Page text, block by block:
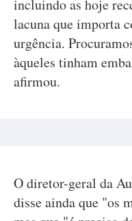
incluindo as hoje
lacuna que importa
urgência.
àqueles tinham
afirmou.
O diretor-geral da
disse ainda que "os